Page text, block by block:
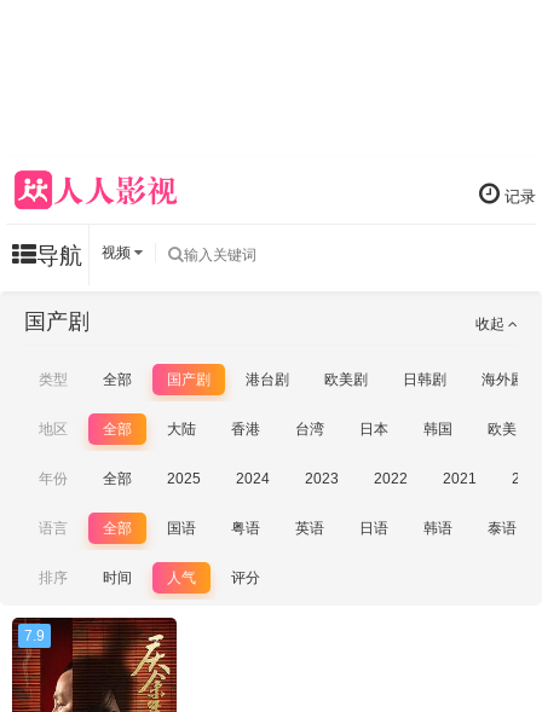
记录
导航 视频
收起
国产剧
类型 全部 国产剧 港台剧 欧美剧 日韩剧 海外剧
地区 全部 大陆 香港 台湾 日本 韩国 欧美
年份 全部 2025 2024 2023 2022 2021
语言 全部 国语 粤语 英语 日语 韩语 泰语
排序 时间 人气 评分
7.9